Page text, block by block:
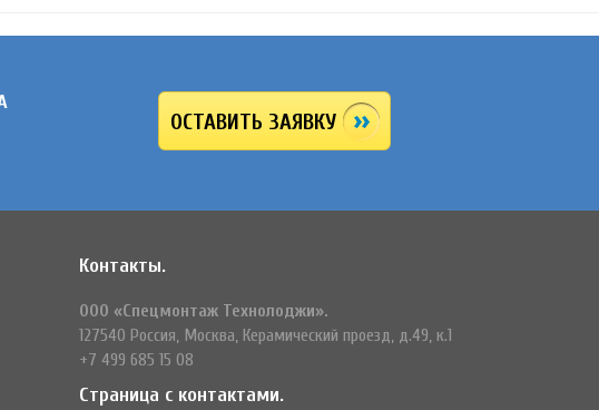
ОСТАВИТЬ ЗАЯВКУ
Контакты.
ООО «Спецмонтаж Технолоджи».
127540 Россия, Москва, Керамический проезд, д.49, к.1
+7 499 685 15 08
Страница с контактами.